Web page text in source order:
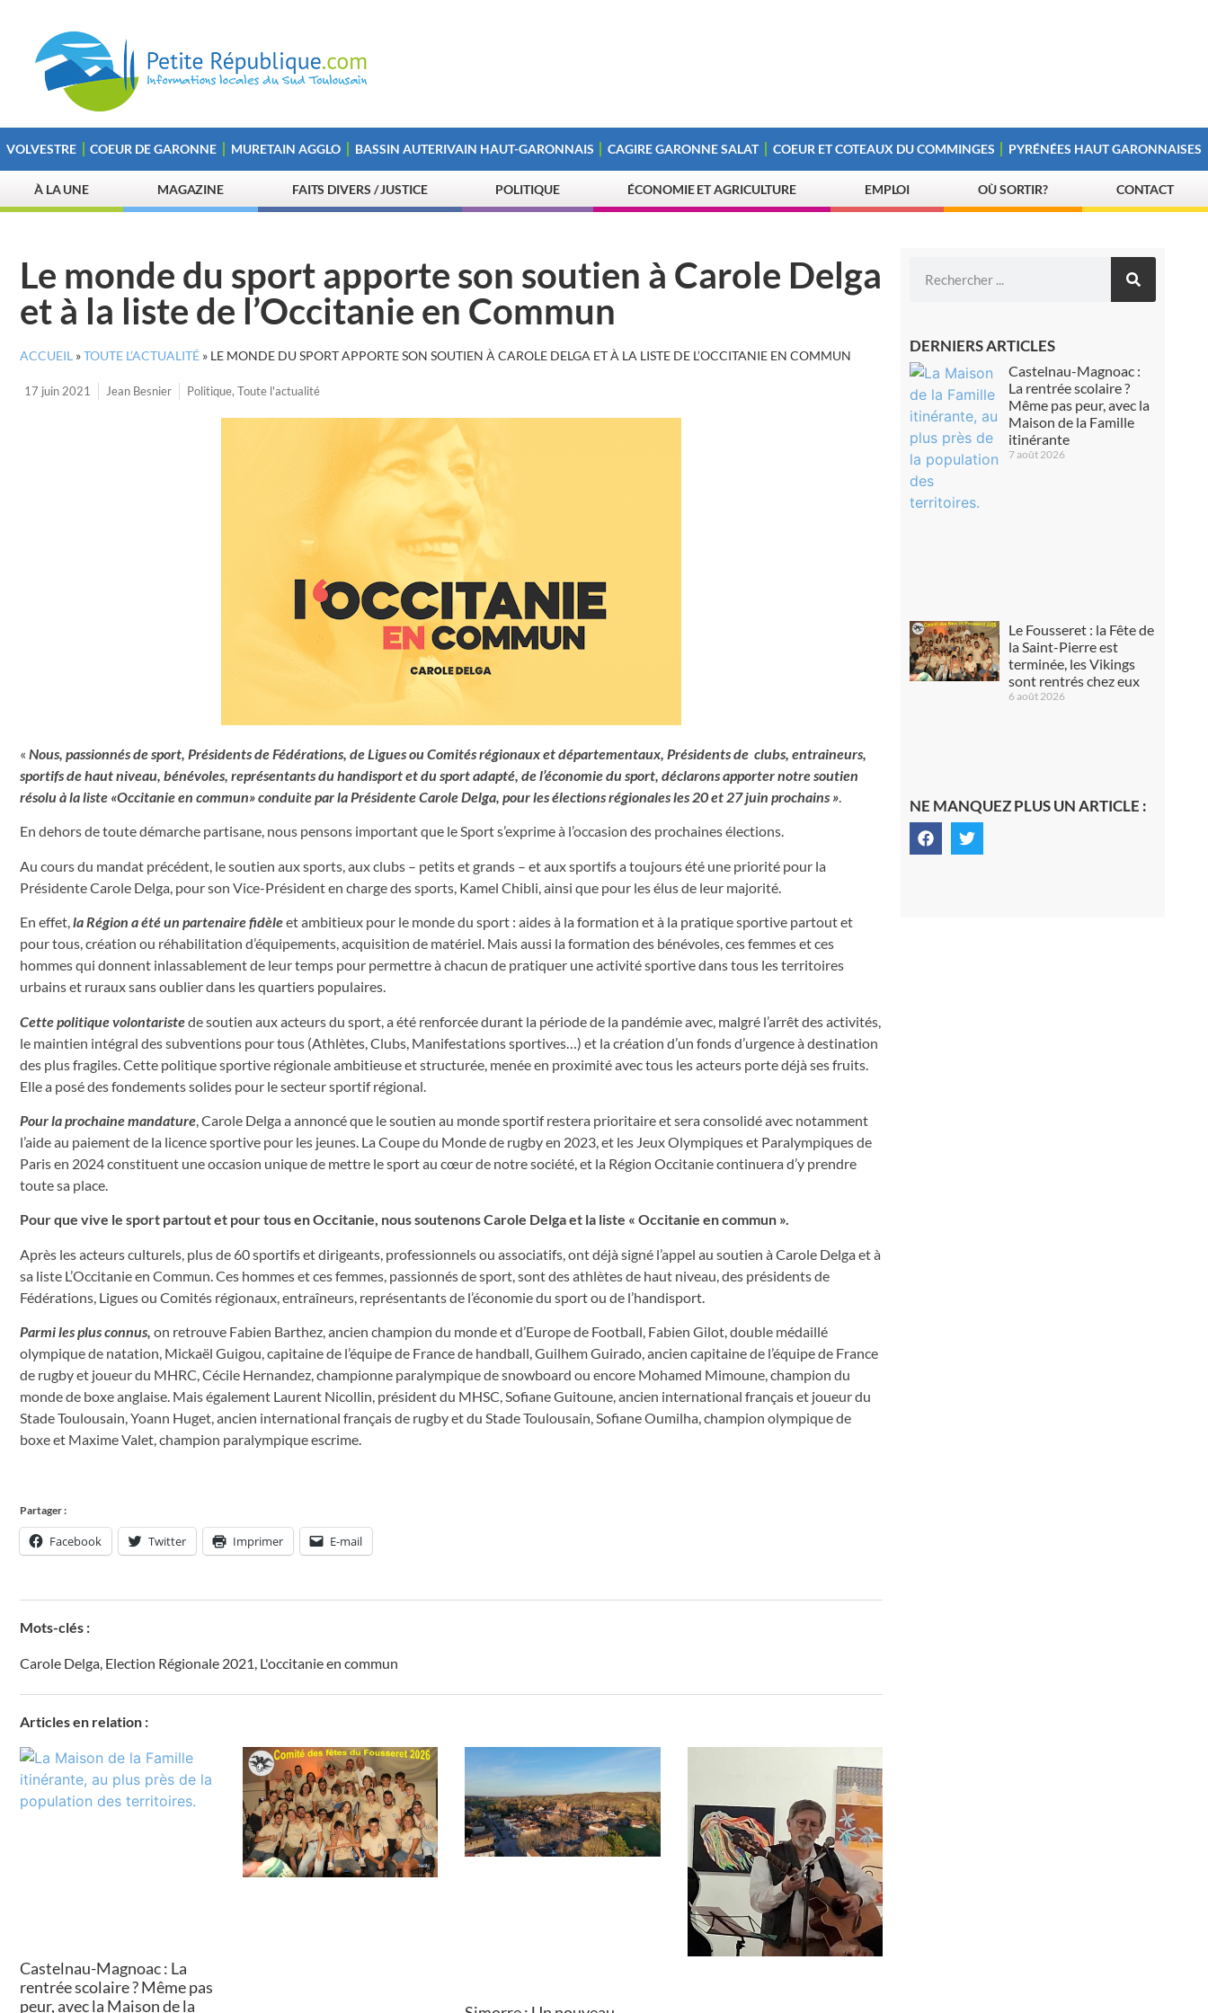
VOLVESTRE COEUR DE GARONNE MURETAIN AGGLO BASSIN AUTERIVAIN HAUT-GARONNAIS CAGIRE GARONNE SALAT COEUR ET COTEAUX DU COMMINGES PYRÉNÉES HAUT GARONNAISES
À LA UNE MAGAZINE FAITS DIVERS / JUSTICE POLITIQUE ÉCONOMIE ET AGRICULTURE EMPLOI OÙ SORTIR? CONTACT
Le monde du sport apporte son soutien à Carole Delga
et à la liste de l’Occitanie en Commun
ACCUEIL »TOUTE L’ACTUALITÉ » LE MONDE DU SPORT APPORTE SON SOUTIEN À CAROLE DELGA ET À LA LISTE DE L’OCCITANIE EN COMMUN
17 juin 2021 Jean Besnier Politique, Toute l'actualité
« Nous, passionnés de sport, Présidents de Fédérations, de Ligues ou Comités régionaux et départementaux, Présidents de clubs, entraineurs,
sportifs de haut niveau, bénévoles, représentants du handisport et du sport adapté, de l’économie du sport, déclarons apporter notre soutien
résolu à la liste «Occitanie en commun» conduite par la Présidente Carole Delga, pour les élections régionales les 20 et 27 juin prochains ».
En dehors de toute démarche partisane, nous pensons important que le Sport s’exprime à l’occasion des prochaines élections.
Au cours du mandat précédent, le soutien aux sports, aux clubs – petits et grands – et aux sportifs a toujours été une priorité pour la
Présidente Carole Delga, pour son Vice-Président en charge des sports, Kamel Chibli, ainsi que pour les élus de leur majorité.
En effet,la Région a été un partenaire fidèleet ambitieux pour le monde du sport : aides à la formation et à la pratique sportive partout et
pour tous, création ou réhabilitation d’équipements, acquisition de matériel. Mais aussi la formation des bénévoles, ces femmes et ces
hommes qui donnent inlassablement de leur temps pour permettre à chacun de pratiquer une activité sportive dans tous les territoires
urbains et ruraux sans oublier dans les quartiers populaires.
Cette politique volontaristede soutien aux acteurs du sport, a été renforcée durant la période de la pandémie avec, malgré l’arrêt des activités,
le maintien intégral des subventions pour tous (Athlètes, Clubs, Manifestations sportives…) et la création d’un fonds d’urgence à destination
des plus fragiles. Cette politique sportive régionale ambitieuse et structurée, menée en proximité avec tous les acteurs porte déjà ses fruits.
Elle a posé des fondements solides pour le secteur sportif régional.
Pour la prochaine mandature, Carole Delga a annoncé que le soutien au monde sportif restera prioritaire et sera consolidé avec notamment
l’aide au paiement de la licence sportive pour les jeunes. La Coupe du Monde de rugby en 2023, et les Jeux Olympiques et Paralympiques de
Paris en 2024 constituent une occasion unique de mettre le sport au cœur de notre société, et la Région Occitanie continuera d’y prendre
toute sa place.
Pour que vive le sport partout et pour tous en Occitanie, nous soutenons Carole Delga et la liste « Occitanie en commun ».
Après les acteurs culturels, plus de 60 sportifs et dirigeants, professionnels ou associatifs, ont déjà signé l’appel au soutien à Carole Delga et à
sa liste L’Occitanie en Commun. Ces hommes et ces femmes, passionnés de sport, sont des athlètes de haut niveau, des présidents de
Fédérations, Ligues ou Comités régionaux, entraîneurs, représentants de l’économie du sport ou de l’handisport.
Parmi les plus connus, on retrouve Fabien Barthez, ancien champion du monde et d’Europe de Football, Fabien Gilot, double médaillé
olympique de natation, Mickaël Guigou, capitaine de l’équipe de France de handball, Guilhem Guirado, ancien capitaine de l’équipe de France
de rugby et joueur du MHRC, Cécile Hernandez, championne paralympique de snowboard ou encore Mohamed Mimoune, champion du
monde de boxe anglaise. Mais également Laurent Nicollin, président du MHSC, Sofiane Guitoune, ancien international français et joueur du
Stade Toulousain, Yoann Huget, ancien international français de rugby et du Stade Toulousain, Sofiane Oumilha, champion olympique de
boxe et Maxime Valet, champion paralympique escrime.
Partager :
Facebook Twitter Imprimer E-mail
Mots-clés :
Carole Delga, Election Régionale 2021, L'occitanie en commun
Articles en relation :
Castelnau-Magnoac : La
rentrée scolaire ? Même pas
peur, avec la Maison de la
DERNIERS ARTICLES
Castelnau-Magnoac :
La rentrée scolaire ?
Même pas peur, avec la
Maison de la Famille
itinérante
7 août 2026
Le Fousseret : la Fête de
la Saint-Pierre est
terminée, les Vikings
sont rentrés chez eux
6 août 2026
NE MANQUEZ PLUS UN ARTICLE :